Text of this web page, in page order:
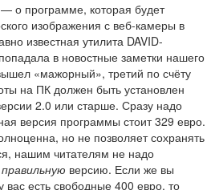
о программе, которая будет
изображения с веб-камеры в
известная утилита DAVID-
в новостные заметки нашего
«мажорный», третий по счёту
на ПК должен быть установлен
2.0 или старше. Сразу надо
версия программы стоит 329 евро.
но не позволяет сохранять
нашим читателям не надо
правильную версию. Если же вы
вас есть свободные 400 евро, то